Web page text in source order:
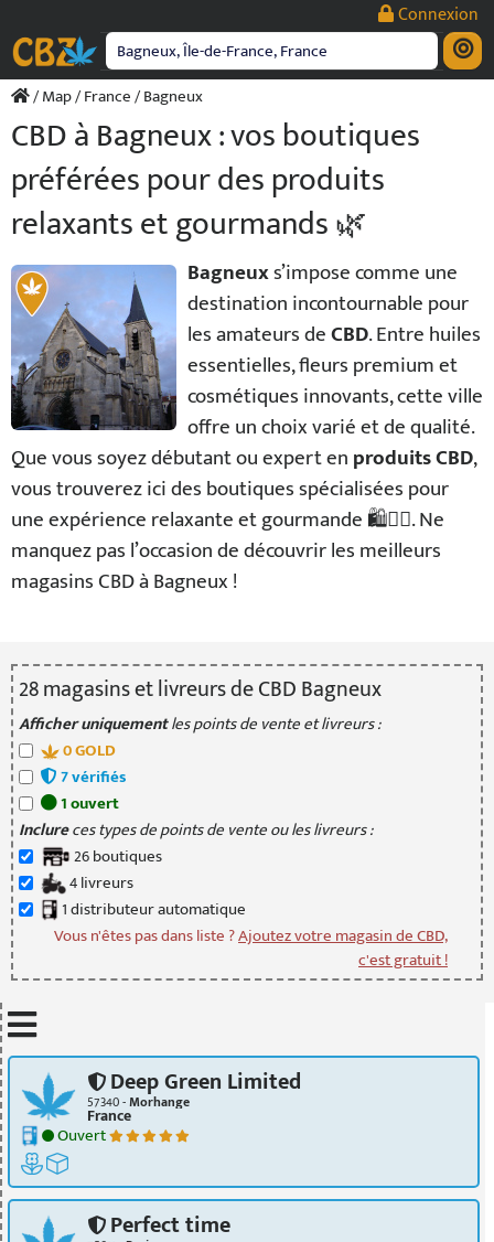
contenu
Connexion
/Map/France/ Bagneux
CBD à Bagneux : vos boutiques
préférées pour des produits
relaxants et gourmands 🌿
Bagneuxs’impose comme une
destination incontournable pour
les amateurs deCBD. Entre huiles
essentielles, fleurs premium et
cosmétiques innovants, cette ville
offre un choix varié et de qualité.
Que vous soyez débutant ou expert enproduits CBD,
vous trouverez ici des boutiques spécialisées pour
une expérience relaxante et gourmande 🛍️💆‍♀️. Ne
manquez pas l’occasion de découvrir les meilleurs
magasins CBD à Bagneux !
28magasinset livreursde CBD Bagneux
Afficher uniquementles points de vente et livreurs :
0GOLD
7vérifiés
1ouvert
Inclureces types de points de vente ou les livreurs :
26boutiques
4livreurs
1distributeurautomatique
Vous n'êtes pas dans liste ?Ajoutez votre magasin de CBD,
c'est gratuit !
Deep Green Limited
57340 -Morhange
France
Ouvert
Perfect time